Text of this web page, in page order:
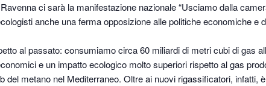
ci sarà la manifestazione nazionale “Usciamo dalla
anche una ferma opposizione alle politiche economiche
al passato: consumiamo circa 60 miliardi di metri cubi di gas
e un impatto ecologico molto superiori rispetto al gas
del metano nel Mediterraneo. Oltre ai nuovi rigassificatori,